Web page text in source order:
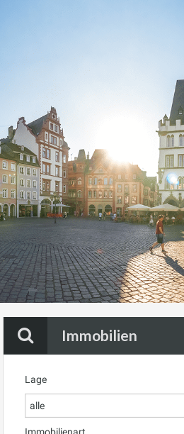
Immobilien
Lage
alle
Immobilienart